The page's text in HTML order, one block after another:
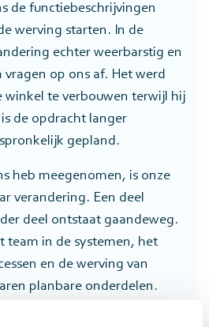
de functiebeschrijvingen
werving starten. In de
echter weerbarstig en
vragen op ons af. Het werd
winkel te verbouwen terwijl hij
de opdracht langer
gepland.
heb meegenomen, is onze
verandering. Een deel
deel ontstaat gaandeweg.
team in de systemen, het
en de werving van
planbare onderdelen.